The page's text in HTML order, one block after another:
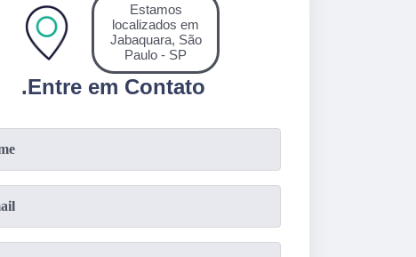
.Entre em Contato
Estamos
localizados em
Jabaquara, São
Paulo - SP